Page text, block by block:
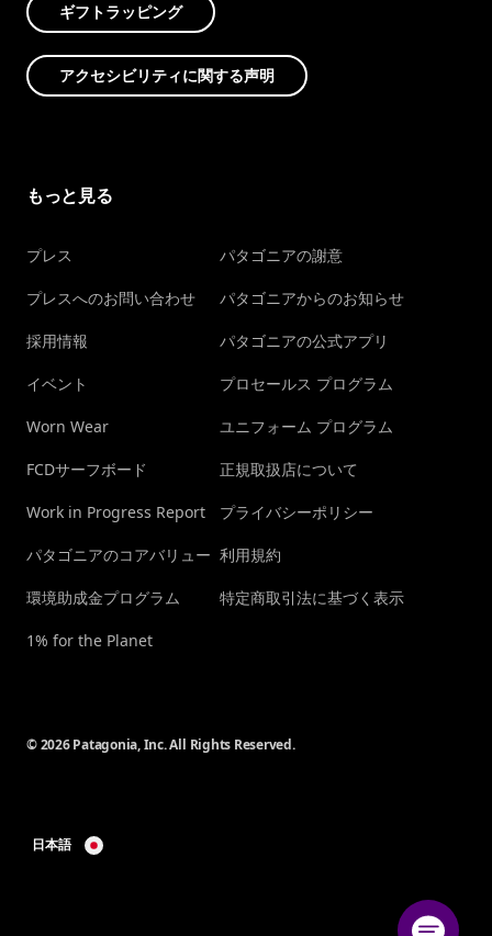
ギフトラッピング
アクセシビリティに関する声明
もっと見る
プレス
プレスへのお問い合わせ
採用情報
イベント
Worn Wear
FCDサーフボード
Work in Progress Report
パタゴニアのコアバリュー
環境助成金プログラム
1% for the Planet
パタゴニアの謝意
パタゴニアからのお知らせ
パタゴニアの公式アプリ
プロセールス プログラム
ユニフォーム プログラム
正規取扱店について
プライバシーポリシー
利用規約
特定商取引法に基づく表示
© 2026 Patagonia, Inc. All Rights Reserved.
日本語